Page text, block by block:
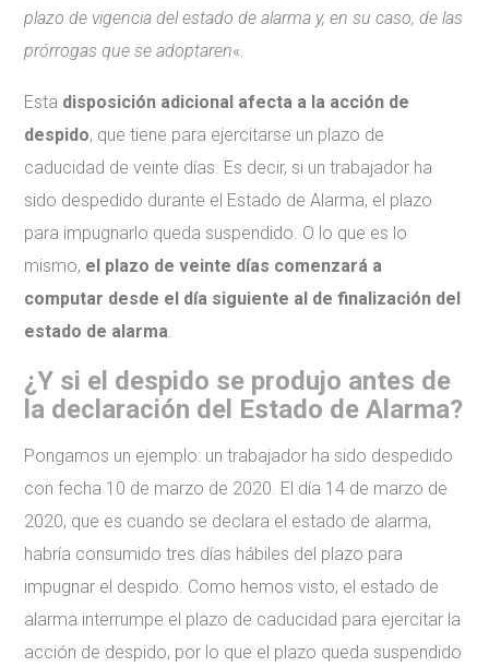
plazo de vigencia del estado de alarma y, en su caso, de las
prórrogas que se adoptaren«.
Esta disposición adicional afecta a la acción de
despido, que tiene para ejercitarse un plazo de
caducidad de veinte días. Es decir, si un trabajador ha
sido despedido durante el Estado de Alarma, el plazo
para impugnarlo queda suspendido. O lo que es lo
mismo, el plazo de veinte días comenzará a
computar desde el día siguiente al de finalización del
estado de alarma.
¿Y si el despido se produjo antes de
la declaración del Estado de Alarma?
Pongamos un ejemplo: un trabajador ha sido despedido
con fecha 10 de marzo de 2020. El día 14 de marzo de
2020, que es cuando se declara el estado de alarma,
habría consumido tres días hábiles del plazo para
impugnar el despido. Como hemos visto, el estado de
alarma interrumpe el plazo de caducidad para ejercitar la
acción de despido, por lo que el plazo queda suspendido